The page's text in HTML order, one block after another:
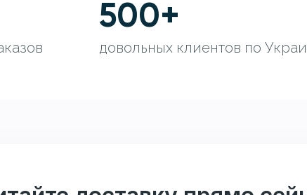
500+
довольных клиентов по